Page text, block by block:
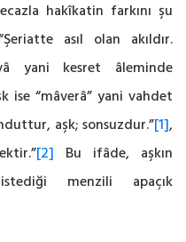
hakîkatin farkını şu
asıl olan akıldır.
yani kesret ‎âleminde
ise “mâverâ” yani vahdet
aşk; sonsuzdur.”[1]‎,
[2] Bu ifâde, aşkın
menzili apaçık